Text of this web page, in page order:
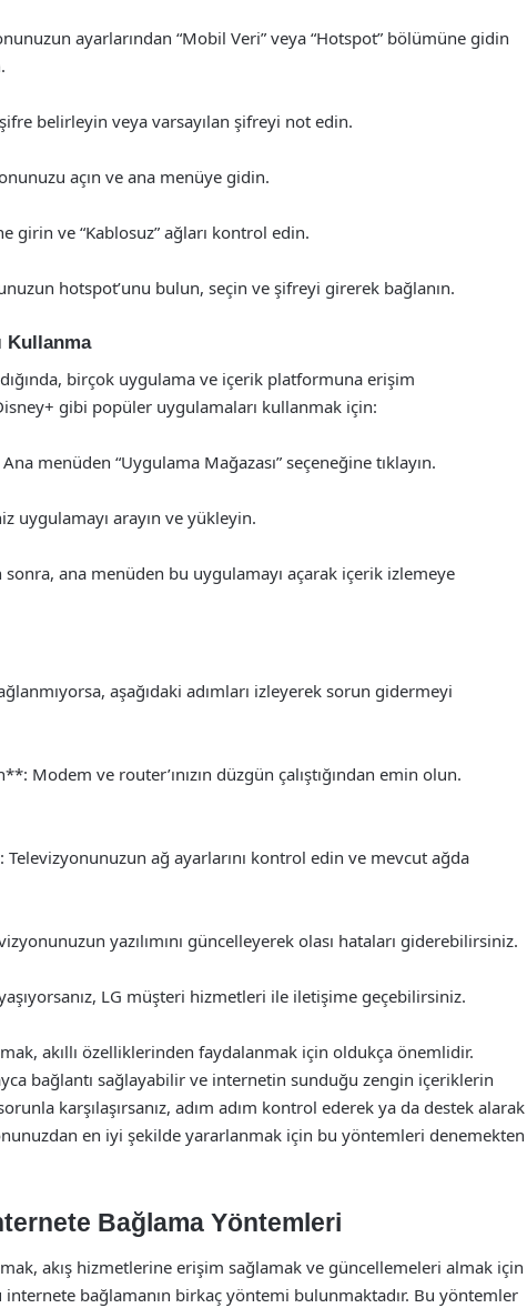
ayarlarından “Mobil Veri” veya “Hotspot” bölümüne gidin
belirleyin veya varsayılan şifreyi not edin.
açın ve ana menüye gidin.
girin ve “Kablosuz” ağları kontrol edin.
hotspot’unu bulun, seçin ve şifreyi girerek bağlanın.
Kullanma
birçok uygulama ve içerik platformuna erişim
gibi popüler uygulamaları kullanmak için:
menüden “Uygulama Mağazası” seçeneğine tıklayın.
uygulamayı arayın ve yükleyin.
ana menüden bu uygulamayı açarak içerik izlemeye
aşağıdaki adımları izleyerek sorun gidermeyi
Modem ve router’ınızın düzgün çalıştığından emin olun.
ağ ayarlarını kontrol edin ve mevcut ağda
yazılımını güncelleyerek olası hataları giderebilirsiniz.
LG müşteri hizmetleri ile iletişime geçebilirsiniz.
akıllı özelliklerinden faydalanmak için oldukça önemlidir.
bağlantı sağlayabilir ve internetin sunduğu zengin içeriklerin
karşılaşırsanız, adım adım kontrol ederek ya da destek alarak
en iyi şekilde yararlanmak için bu yöntemleri denemekten
Bağlama Yöntemleri
akış hizmetlerine erişim sağlamak ve güncellemeleri almak için
bağlamanın birkaç yöntemi bulunmaktadır. Bu yöntemler